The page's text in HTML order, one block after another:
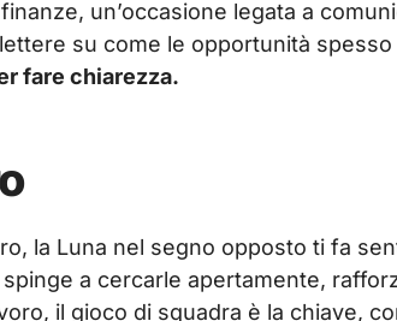
un’occasione legata a
su come le opportunità
fare chiarezza.
la Luna nel segno opposto ti fa
a cercarle apertamente,
il gioco di squadra è la chiave,